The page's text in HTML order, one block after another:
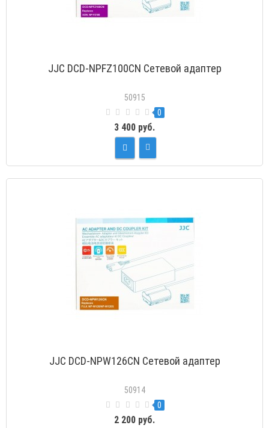
JJC DCD-NPFZ100CN Сетевой адаптер
50915
0
3 400 руб.
JJC DCD-NPW126CN Сетевой адаптер
50914
0
2 200 руб.